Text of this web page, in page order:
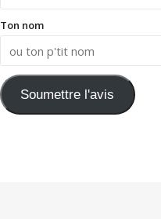
Ton nom
Soumettre l'avis